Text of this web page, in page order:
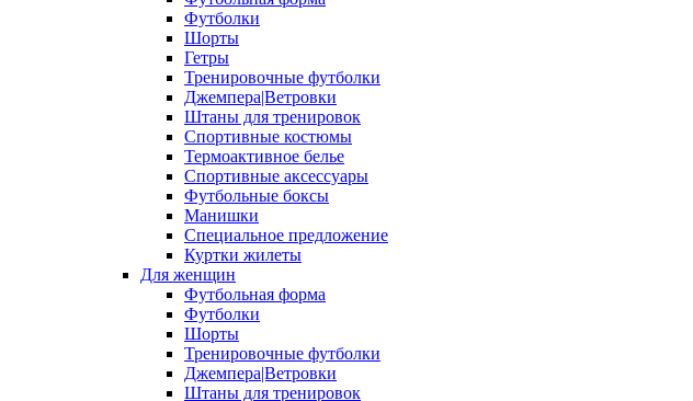
Футболки
Шорты
Гетры
Тренировочные футболки
Джемпера|Ветровки
Штаны для тренировок
Спортивные костюмы
Термоактивное белье
Спортивные аксессуары
Футбольные боксы
Манишки
Специальное предложение
Куртки жилеты
Для женщин
Футбольная форма
Футболки
Шорты
Тренировочные футболки
Джемпера|Ветровки
Штаны для тренировок